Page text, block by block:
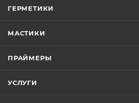
ГЕРМЕТИКИ
МАСТИКИ
ПРАЙМЕРЫ
УСЛУГИ